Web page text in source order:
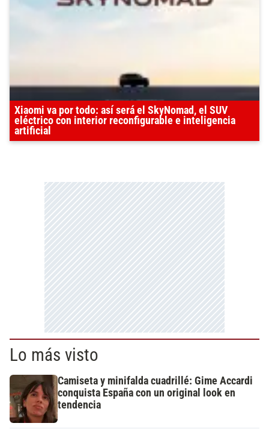
Xiaomi va por todo: así será el SkyNomad, el SUV
eléctrico con interior reconfigurable e inteligencia
artificial
Lo más visto
Camiseta y minifalda cuadrillé: Gime Accardi
conquista España con un original look en
tendencia